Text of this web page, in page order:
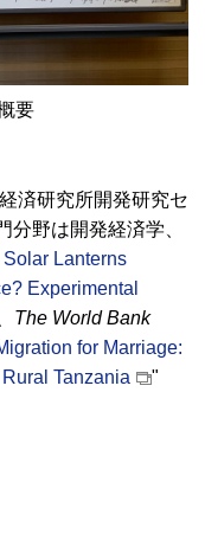
要
済研究所開発研究セ
分野は開発経済学、
Lanterns
Experimental
The World Bank
for Marriage:
Tanzania
"